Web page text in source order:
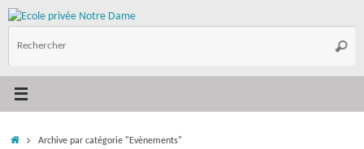
Passer
au
contenu
AccueilArchive par catégorie "Evènements"